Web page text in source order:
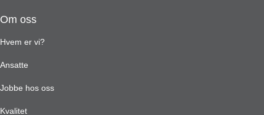
Om oss
Hvem er vi?
Ansatte
Jobbe hos oss
Kvalitet